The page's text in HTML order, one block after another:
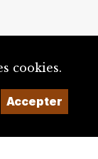
cookies.
Accepter